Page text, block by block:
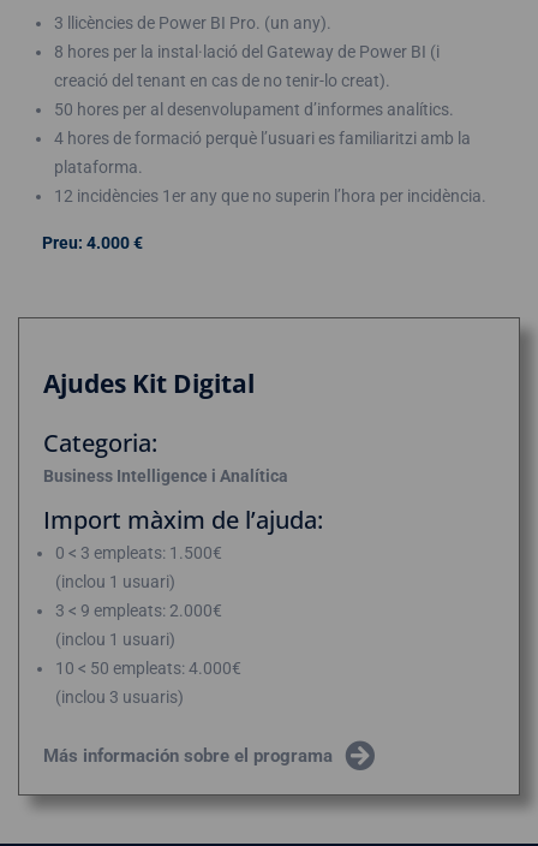
3 llicències de Power BI Pro. (un any).
8 hores per la instal·lació del Gateway de Power BI (i
creació del tenant en cas de no tenir-lo creat).
50 hores per al desenvolupament d’informes analítics.
4 hores de formació perquè l’usuari es familiaritzi amb la
plataforma.
12 incidències 1er any que no superin l’hora per incidència.
Preu: 4.000 €
Ajudes Kit Digital
Categoria:
Business Intelligence i Analítica
Import màxim de l’ajuda:
0 < 3 empleats: 1.500€
(inclou 1 usuari)
3 < 9 empleats: 2.000€
(inclou 1 usuari)
10 < 50 empleats: 4.000€
(inclou 3 usuaris)
Más información sobre el programa